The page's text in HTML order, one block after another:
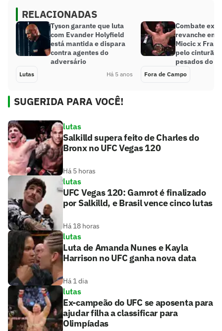
RELACIONADAS
Tyson garante que luta
com Evander Holyfield
está mantida e dispara
contra agentes do
adversário
Lutas Há 5 anos
Combate
revanche
Miocic x
pelo cinturão
pesados do
Fora de Campo
SUGERIDA PARA VOCÊ!
lutas
Salkilld supera feito de Charles do
Bronx no UFC Vegas 120
Há 5 horas
lutas
UFC Vegas 120: Gamrot é finalizado
por Salkilld, e Brasil vence cinco lutas
Há 18 horas
lutas
Luta de Amanda Nunes e Kayla
Harrison no UFC ganha nova data
Há 1 dia
lutas
Ex-campeão do UFC se aposenta para
ajudar filha a classificar para
Olimpíadas